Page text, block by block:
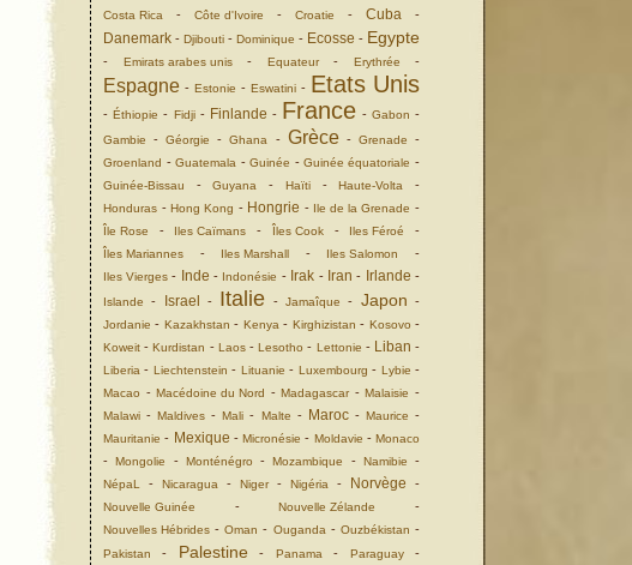
Costa Rica - Côte d'Ivoire - Croatie - Cuba -
Danemark - Djibouti - Dominique - Ecosse - Egypte
- Emirats arabes unis- Equateur- Erythrée -
Espagne - Estonie - Eswatini - Etats Unis
-Éthiopie - Fidji- Finlande - France - Gabon -
Gambie -Géorgie -Ghana - Grèce- Grenade -
Groenland -Guatemala -Guinée -Guinée équatoriale -
Guinée-Bissau -Guyana - Haïti-Haute-Volta -
Honduras -Hong Kong - Hongrie - Ile de la Grenade -
Île Rose - Iles Caïmans - Îles Cook- Iles Féroé -
Îles Mariannes - Iles Marshall - Iles Salomon -
Iles Vierges - Inde - Indonésie - Irak - Iran - Irlande -
Islande - Israel - Italie -Jamaîque - Japon -
Jordanie - Kazakhstan - Kenya - Kirghizistan - Kosovo -
Koweit -Kurdistan - Laos-Lesotho - Lettonie - Liban -
Liberia - Liechtenstein - Lituanie - Luxembourg - Lybie -
Macao -Macédoine du Nord -Madagascar-Malaisie -
Malawi -Maldives -Mali - Malte - Maroc- Maurice -
Mauritanie - Mexique - Micronésie - Moldavie - Monaco
-Mongolie - Monténégro -Mozambique - Namibie -
NépaL - Nicaragua - Niger- Nigéria - Norvège -
Nouvelle Guinée -Nouvelle Zélande -
Nouvelles Hébrides -Oman - Ouganda - Ouzbékistan -
Pakistan - Palestine - Panama - Paraguay-